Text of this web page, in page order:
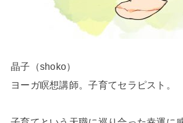
晶子（shoko）
ヨーガ瞑想講師。子育てセラピスト。